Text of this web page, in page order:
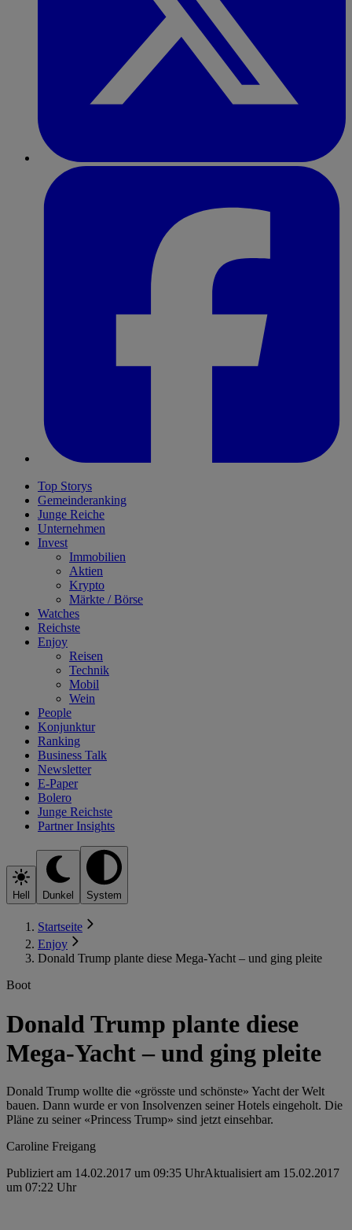
Top Storys
Gemeinderanking
Junge Reiche
Unternehmen
Invest
Immobilien
Aktien
Krypto
Märkte / Börse
Watches
Reichste
Enjoy
Reisen
Technik
Mobil
Wein
People
Konjunktur
Ranking
Business Talk
Newsletter
E-Paper
Bolero
Junge Reichste
Partner Insights
Hell Dunkel System
Startseite
Enjoy
Donald Trump plante diese Mega-Yacht – und ging pleite
Boot
Donald Trump plante diese
Mega-Yacht – und ging pleite
Donald Trump wollte die «grösste und schönste» Yacht der Welt
bauen. Dann wurde er von Insolvenzen seiner Hotels eingeholt. Die
Pläne zu seiner «Princess Trump» sind jetzt einsehbar.
Caroline Freigang
Publiziert am 14.02.2017 um 09:35 UhrAktualisiert am 15.02.2017
um 07:22 Uhr